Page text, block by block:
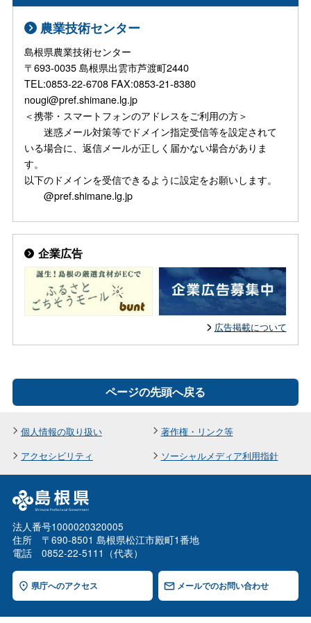
農業技術センター
島根県農業技術センター
〒693-0035 島根県出雲市芦渡町2440
TEL:0853-22-6708 FAX:0853-21-8380
nougi@pref.shimane.lg.jp
＜携帯・スマートフォンのアドレスをご利用の方＞
迷惑メール対策等でドメイン指定受信等を設定されて
いる場合に、返信メールが正しく届かない場合がありま
す。
以下のドメインを受信できるように設定をお願いします。
@pref.shimane.lg.jp
企業広告
広告掲載について
ページの先頭へ戻る
個人情報の取り扱い
著作権・リンク等
アクセシビリティ
ソーシャルメディア利用指針
法人番号1000020320005
住所 〒690-8501 島根県松江市殿町1番地
電話 0852-22-5111（代表）
県庁へのアクセス メールでのお問い合わせ